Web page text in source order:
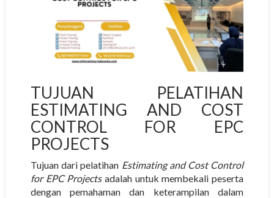
TUJUAN PELATIHAN
ESTIMATING AND COST
CONTROL FOR EPC
PROJECTS
Tujuan dari pelatihan Estimating and Cost Control
for EPC Projectsadalah untuk membekali peserta
dengan pemahaman dan keterampilan dalam